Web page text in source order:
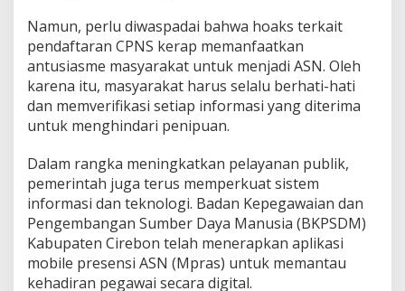
Namun, perlu diwaspadai bahwa hoaks terkait
pendaftaran CPNS kerap memanfaatkan
antusiasme masyarakat untuk menjadi ASN. Oleh
karena itu, masyarakat harus selalu berhati-hati
dan memverifikasi setiap informasi yang diterima
untuk menghindari penipuan.
Dalam rangka meningkatkan pelayanan publik,
pemerintah juga terus memperkuat sistem
informasi dan teknologi. Badan Kepegawaian dan
Pengembangan Sumber Daya Manusia (BKPSDM)
Kabupaten Cirebon telah menerapkan aplikasi
mobile presensi ASN (Mpras) untuk memantau
kehadiran pegawai secara digital.